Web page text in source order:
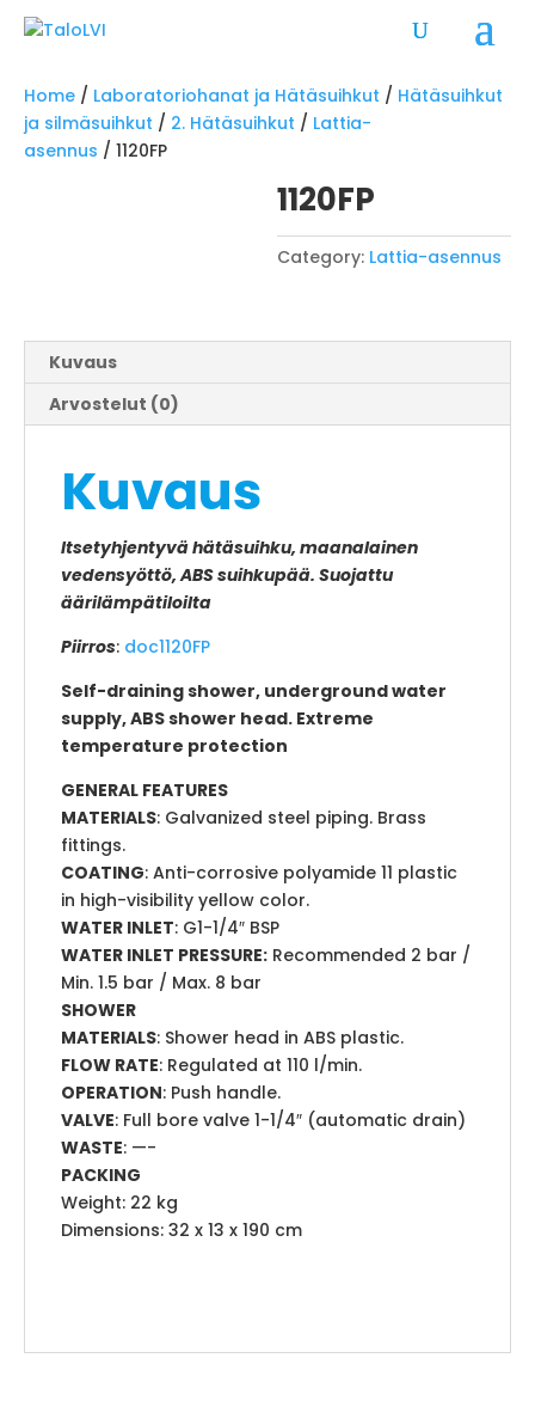
Home / Laboratoriohanat ja Hätäsuihkut / Hätäsuihkut
ja silmäsuihkut / 2. Hätäsuihkut / Lattia-
asennus / 1120FP
1120FP
Category: Lattia-asennus
Kuvaus
Arvostelut (0)
Kuvaus
Itsetyhjentyvä hätäsuihku, maanalainen
vedensyöttö, ABS suihkupää. Suojattu
äärilämpätiloilta
Piirros: doc1120FP
Self-draining shower, underground water
supply, ABS shower head. Extreme
temperature protection
GENERAL FEATURES
MATERIALS: Galvanized steel piping. Brass
fittings.
COATING: Anti-corrosive polyamide 11 plastic
in high-visibility yellow color.
WATER INLET: G1-1/4″ BSP
WATER INLET PRESSURE: Recommended 2 bar /
Min. 1.5 bar / Max. 8 bar
SHOWER
MATERIALS: Shower head in ABS plastic.
FLOW RATE: Regulated at 110 l/min.
OPERATION: Push handle.
VALVE: Full bore valve 1-1/4″ (automatic drain)
WASTE: —-
PACKING
Weight: 22 kg
Dimensions: 32 x 13 x 190 cm